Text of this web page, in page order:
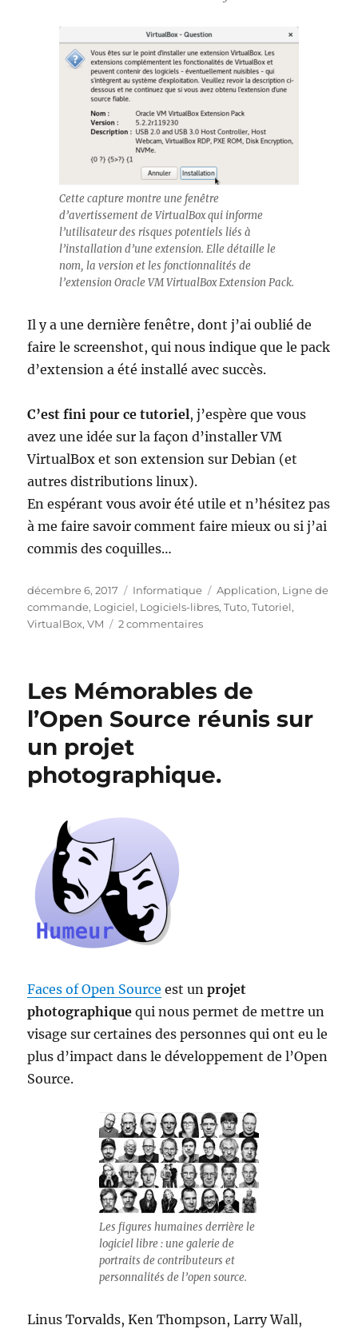
Cette capture montre une fenêtre
d’avertissement de VirtualBox qui informe
l’utilisateur des risques potentiels liés à
l’installation d’une extension. Elle détaille le
nom, la version et les fonctionnalités de
l’extension Oracle VM VirtualBox Extension Pack.
Il y a une dernière fenêtre, dont j’ai oublié de
faire le screenshot, qui nous indique que le pack
d’extension a été installé avec succès.
C’est fini pour ce tutoriel, j’espère que vous
avez une idée sur la façon d’installer VM
VirtualBox et son extension sur Debian (et
autres distributions linux).
En espérant vous avoir été utile et n’hésitez pas
à me faire savoir comment faire mieux ou si j’ai
commis des coquilles…
Publié
le
décembre 6, 2017 Catégories
Informatique Étiquettes
Application, Ligne de
commande, Logiciel, Logiciels-libres,Tuto,Tutoriel,
VirtualBox,VM 2 commentairessur
VirtualBox
Debian
ou
Les Mémorables de
l’Open Source réunis sur
un projet
photographique.
Faces of Open Source est unprojet
photographique qui nous permet de mettre un
visage sur certaines des personnes qui ont eu le
plus d’impact dans le développement de l’Open
Source.
Les figures humaines derrière le
logiciel libre : une galerie de
portraits de contributeurs et
personnalités de l’open source.
Linus Torvalds, Ken Thompson, Larry Wall,